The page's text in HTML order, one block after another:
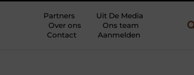
Partners
Uit De Media
Over ons
Ons team
Contact
Aanmelden